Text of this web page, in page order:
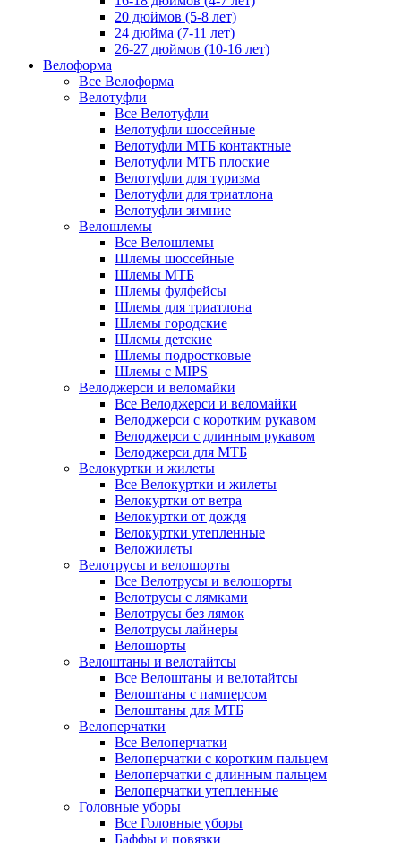
20 дюймов (5-8 лет)
24 дюйма (7-11 лет)
26-27 дюймов (10-16 лет)
Велоформа
Все Велоформа
Велотуфли
Все Велотуфли
Велотуфли шоссейные
Велотуфли МТБ контактные
Велотуфли МТБ плоские
Велотуфли для туризма
Велотуфли для триатлона
Велотуфли зимние
Велошлемы
Все Велошлемы
Шлемы шоссейные
Шлемы МТБ
Шлемы фулфейсы
Шлемы для триатлона
Шлемы городские
Шлемы детские
Шлемы подростковые
Шлемы с MIPS
Велоджерси и веломайки
Все Велоджерси и веломайки
Велоджерси с коротким рукавом
Велоджерси с длинным рукавом
Велоджерси для МТБ
Велокуртки и жилеты
Все Велокуртки и жилеты
Велокуртки от ветра
Велокуртки от дождя
Велокуртки утепленные
Веложилеты
Велотрусы и велошорты
Все Велотрусы и велошорты
Велотрусы с лямками
Велотрусы без лямок
Велотрусы лайнеры
Велошорты
Велоштаны и велотайтсы
Все Велоштаны и велотайтсы
Велоштаны с памперсом
Велоштаны для МТБ
Велоперчатки
Все Велоперчатки
Велоперчатки с коротким пальцем
Велоперчатки с длинным пальцем
Велоперчатки утепленные
Головные уборы
Все Головные уборы
Баффы и повязки